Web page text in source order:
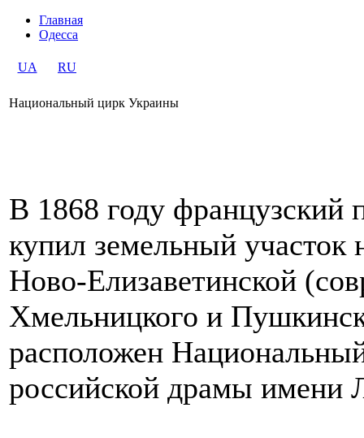
Главная
Одесса
UA RU
Национальный цирк Украины
В 1868 году французский
купил земельный участок
Ново-Елизаветинской
Хмельницкого и
расположен
российской драмы имени